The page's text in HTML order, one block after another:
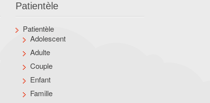
Patientèle
Patientèle
Adolescent
Adulte
Couple
Enfant
Famille